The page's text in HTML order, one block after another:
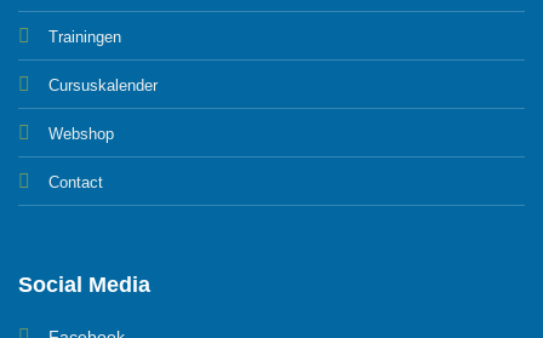
Trainingen
Cursuskalender
Webshop
Contact
Social Media